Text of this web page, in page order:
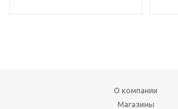
О компании
Магазины